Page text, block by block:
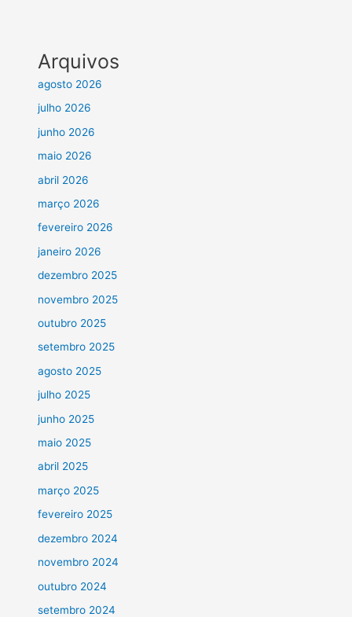
Arquivos
agosto 2026
julho 2026
junho 2026
maio 2026
abril 2026
março 2026
fevereiro 2026
janeiro 2026
dezembro 2025
novembro 2025
outubro 2025
setembro 2025
agosto 2025
julho 2025
junho 2025
maio 2025
abril 2025
março 2025
fevereiro 2025
dezembro 2024
novembro 2024
outubro 2024
setembro 2024